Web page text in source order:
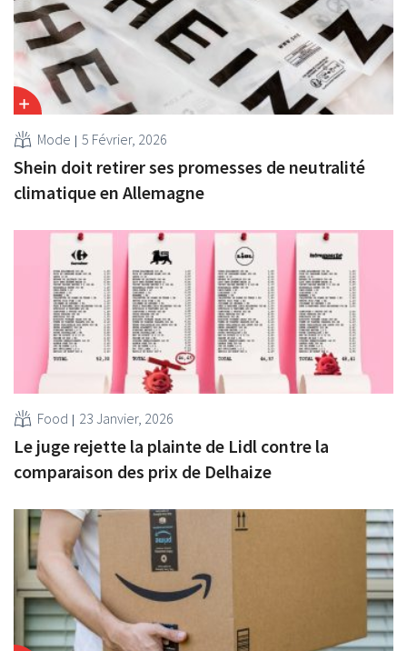
Mode 5 Février, 2026
Shein doit retirer ses promesses de neutralité
climatique en Allemagne
Food 23 Janvier, 2026
Le juge rejette la plainte de Lidl contre la
comparaison des prix de Delhaize